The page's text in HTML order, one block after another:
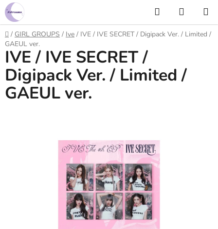
Prejsť
na
obsah
Hľadať
KOŠÍK
Domov
/ GIRL GROUPS / Ive / IVE / IVE SECRET / Digipack Ver. / Limited /
GAEUL ver.
IVE / IVE SECRET /
Digipack Ver. / Limited /
GAEUL ver.